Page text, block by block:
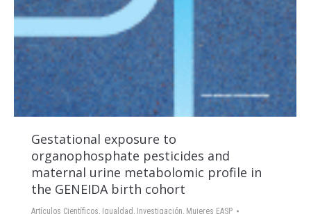
Gestational exposure to
organophosphate pesticides and
maternal urine metabolomic profile in
the GENEIDA birth cohort
Artículos Científicos, Igualdad , Investigación, Mujeres EASP